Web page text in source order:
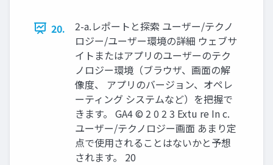
20.
2-a.レポートと探索 ユーザー/テクノ
ロジー/ユーザー環境の詳細 ウェブサ
イトまたはアプリのユーザーのテク
ノロジー環境（ブラウザ、画面の解
像度、 アプリのバージョン、オペレ
ーティング システムなど）を把握で
きます。 GA4 © 2 0 2 3 Extu re In c.
ユーザー/テクノロジー画面 あまり定
点で使用されることはないかと予想
されます。 20